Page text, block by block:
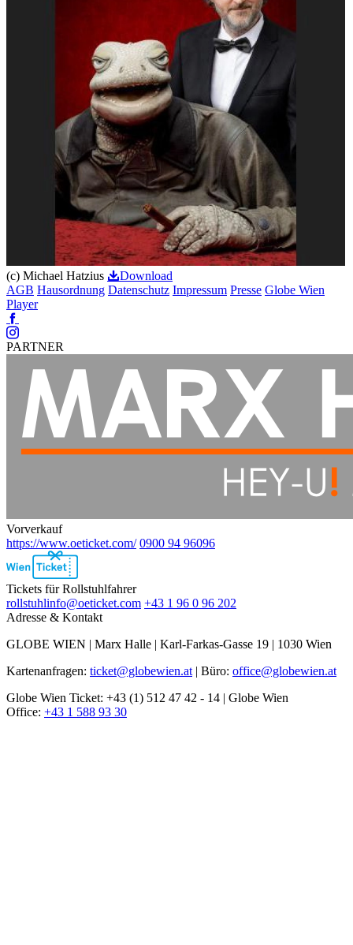
(c) Michael Hatzius
Download
AGB Hausordnung Datenschutz Impressum Presse Globe Wien
Player
Facebook
Instagram
PARTNER
Vorverkauf
https://www.oeticket.com/ 0900 94 96096
Ebene
2
Tickets für Rollstuhlfahrer
rollstuhlinfo@oeticket.com +43 1 96 0 96 202
Adresse & Kontakt
GLOBE WIEN | Marx Halle | Karl-Farkas-Gasse 19 | 1030 Wien
Kartenanfragen: ticket@globewien.at | Büro: office@globewien.at
Globe Wien Ticket: +43 (1) 512 47 42 - 14 | Globe Wien
Office: +43 1 588 93 30